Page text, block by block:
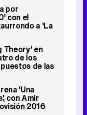
por
con el
a 'La
Theory' en
de los
de las
'Una
con Amir
2016